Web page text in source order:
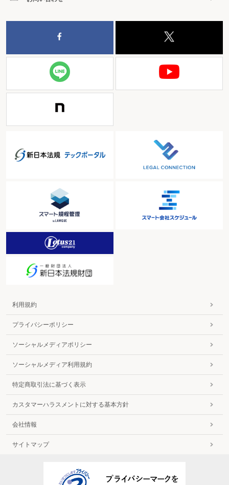
利用規約
プライバシーポリシー
ソーシャルメディアポリシー
ソーシャルメディア利用規約
特定商取引法に基づく表示
カスタマーハラスメントに対する基本方針
会社情報
サイトマップ